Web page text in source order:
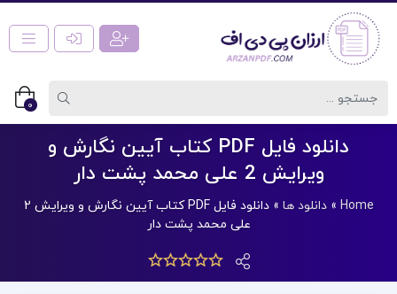
0
دانلود فایل PDF کتاب آیین نگارش و
ویرایش 2 علی محمد پشت دار
Home
»دانلود ها »
دانلود فایل PDF کتاب آیین نگارش و ویرایش 2
علی محمد پشت دار